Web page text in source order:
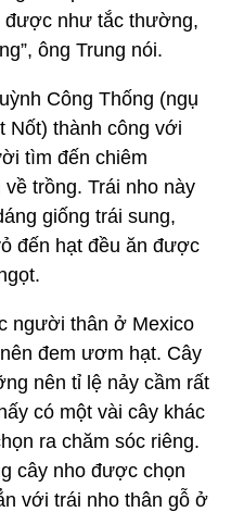
được như tắc thường,
ông Trung nói.
Công Thống (ngụ
Nốt) thành công với
tìm đến chiêm
trồng. Trái nho này
giống trái sung,
đến hạt đều ăn được
người thân ở Mexico
đem ươm hạt. Cây
nên tỉ lệ nảy cầm rất
có một vài cây khác
ra chăm sóc riêng.
cây nho được chọn
với trái nho thân gỗ ở